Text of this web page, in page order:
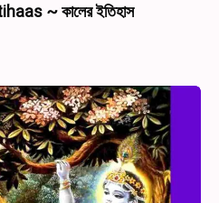
~ কালের ইতিহাস